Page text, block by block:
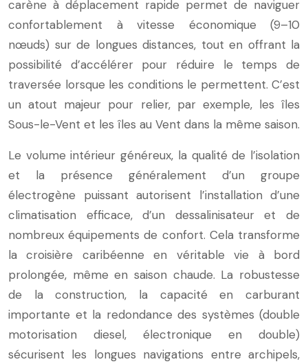
carène à déplacement rapide permet de naviguer
confortablement à vitesse économique (9–10
nœuds) sur de longues distances, tout en offrant la
possibilité d’accélérer pour réduire le temps de
traversée lorsque les conditions le permettent. C’est
un atout majeur pour relier, par exemple, les îles
Sous-le-Vent et les îles au Vent dans la même saison.
Le volume intérieur généreux, la qualité de l’isolation
et la présence généralement d’un groupe
électrogène puissant autorisent l’installation d’une
climatisation efficace, d’un dessalinisateur et de
nombreux équipements de confort. Cela transforme
la croisière caribéenne en véritable vie à bord
prolongée, même en saison chaude. La robustesse
de la construction, la capacité en carburant
importante et la redondance des systèmes (double
motorisation diesel, électronique en double)
sécurisent les longues navigations entre archipels,